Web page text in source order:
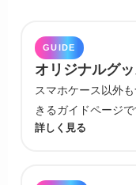
GUIDE
オリジナルグ
スマホケース以外
きるガイドページで
詳しく見る